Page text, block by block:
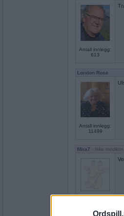
Antall innlegg:
613
London Rose
Antall innlegg:
11499
Mira7 - Ikke